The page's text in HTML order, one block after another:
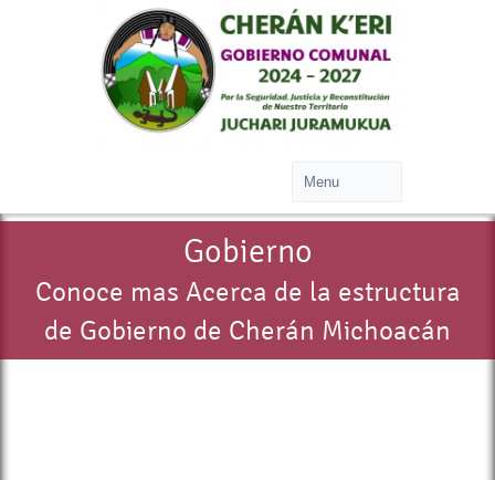
Gobierno
Conoce mas Acerca de la estructura
de Gobierno de Cherán Michoacán